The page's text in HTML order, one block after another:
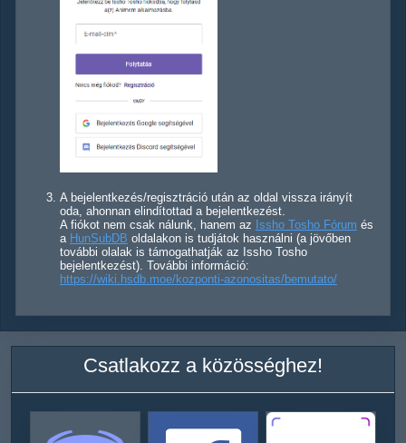
A bejelentkezés/regisztráció után az oldal vissza irányít
oda, ahonnan elindítottad a bejelentkezést.
A fiókot nem csak nálunk, hanem az Issho Tosho Fórum és
a HunSubDB oldalakon is tudjátok használni (a jövőben
további olalak is támogathatják az Issho Tosho
bejelentkezést). További információ:
https://wiki.hsdb.moe/kozponti-azonositas/bemutato/
Csatlakozz a közösséghez!